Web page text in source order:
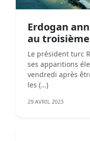
Erdogan
au
Le président turc
ses apparitions
vendredi après
les (…)
29 AVRIL 2023